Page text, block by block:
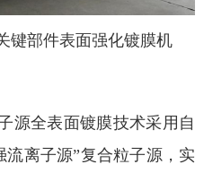
键部件表面强化镀膜机
源全表面镀膜技术采用自
流离子源”复合粒子源，实